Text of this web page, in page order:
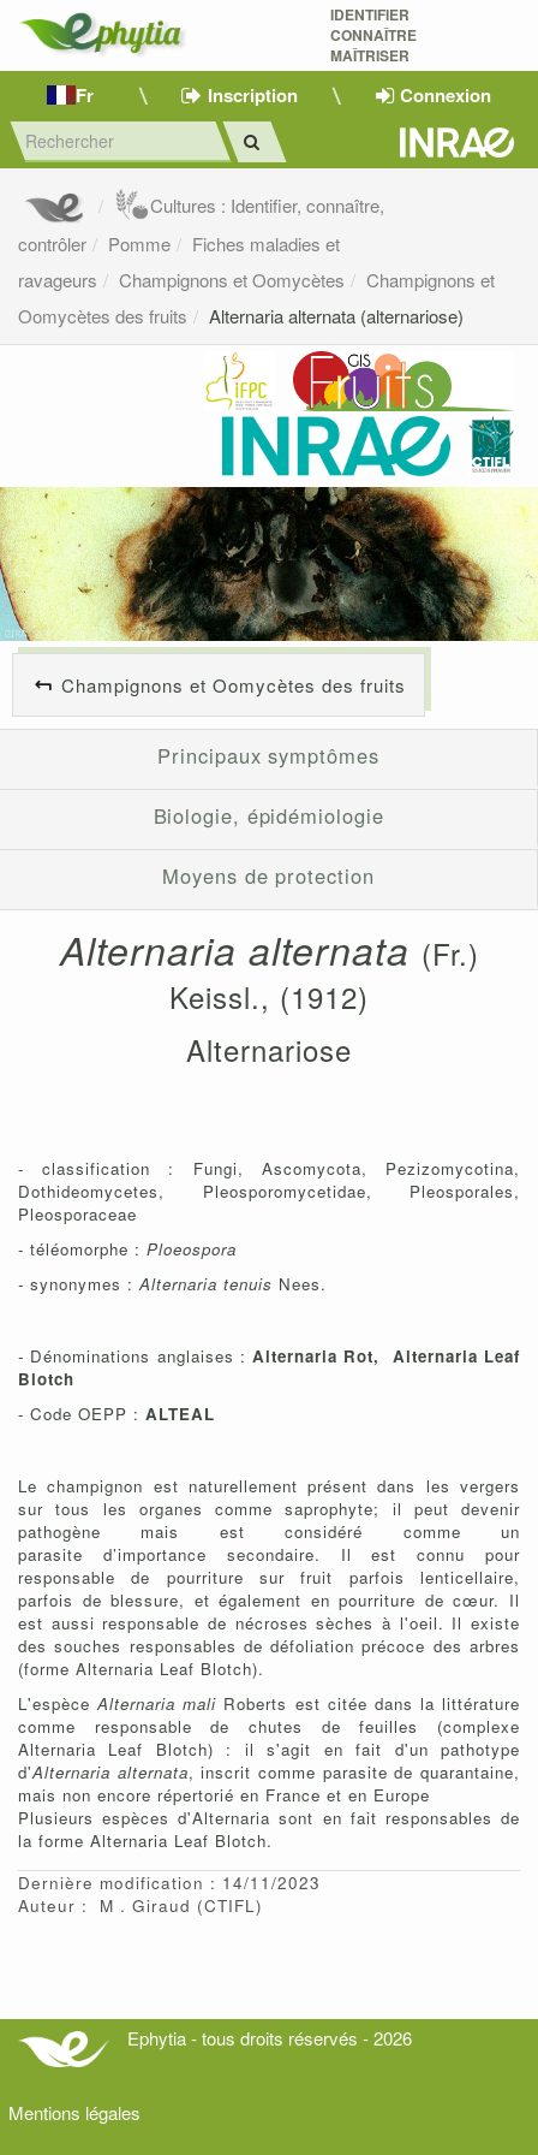
IDENTIFIER
CONNAÎTRE
MAÎTRISER
Fr Inscription Connexion
Cultures : Identifier, connaître,
contrôler
Pomme
Fiches maladies et
ravageurs
Champignons et Oomycètes
Champignons et
Oomycètes des fruits
Alternaria alternata (alternariose)
Champignons et Oomycètes des fruits
Principaux symptômes
Biologie, épidémiologie
Moyens de protection
Alternaria alternata (Fr.)
Keissl., (1912)
Alternariose
- classification : Fungi, Ascomycota, Pezizomycotina,
Dothideomycetes, Pleosporomycetidae, Pleosporales,
Pleosporaceae
- téléomorphe : Ploeospora
- synonymes :Alternaria tenuis Nees.
- Dénominations anglaises : Alternaria Rot, Alternaria Leaf
Blotch
- Code OEPP : ALTEAL
Le champignon est naturellement présent dans les vergers
sur tous les organes comme saprophyte; il peut devenir
pathogène mais est considéré comme un
parasite d’importance secondaire. Il est connu pour
responsable de pourriture sur fruit parfois lenticellaire,
parfois de blessure, et également en pourriture de cœur. Il
est aussi responsable de nécroses sèches à l'oeil. Il existe
des souches responsables de défoliation précoce des arbres
(forme Alternaria Leaf Blotch).
L'espèceAlternaria mali Roberts est citée dans la littérature
comme responsable de chutes de feuilles (complexe
Alternaria Leaf Blotch) : il s'agit en fait d'un pathotype
d'Alternaria alternata, inscrit comme parasite de quarantaine,
mais non encore répertorié en France et en Europe
Plusieurs espèces d'Alternaria sont en fait responsables de
la forme Alternaria Leaf Blotch.
Dernière modification : 14/11/2023
Auteur :
M Giraud (CTIFL)
Ephytia - tous droits réservés - 2026
Mentions légales